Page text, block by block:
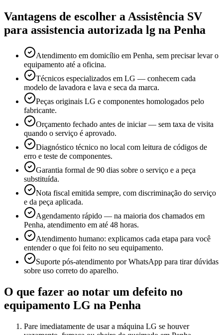
Vantagens de escolher a Assistência SV
para assistencia autorizada lg na Penha
Atendimento em domicílio em Penha, sem precisar levar o
equipamento até a oficina.
Técnicos especializados em LG — conhecem cada
modelo de lavadora e lava e seca da marca.
Peças originais LG e componentes homologados pelo
fabricante.
Orçamento fechado antes de iniciar — sem taxa de visita
quando o serviço é aprovado.
Diagnóstico técnico no local com leitura de códigos de
erro e teste de componentes.
Garantia formal de 90 dias sobre o serviço e a peça
substituída.
Nota fiscal emitida sempre, com discriminação do serviço
e da peça aplicada.
Agendamento rápido — na maioria dos chamados em
Penha, atendimento em até 48 horas.
Atendimento humano: explicamos cada etapa para você
entender o que foi feito no seu equipamento.
Suporte pós-atendimento por WhatsApp para tirar dúvidas
sobre uso correto do aparelho.
O que fazer ao notar um defeito no
equipamento LG na Penha
Pare imediatamente de usar a máquina LG se houver